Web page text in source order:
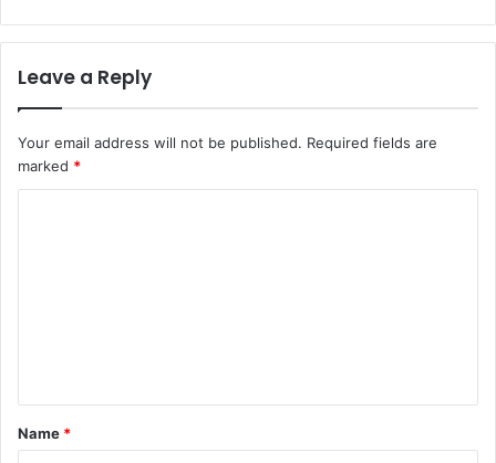
Leave a Reply
Your email address will not be published. Required fields are
marked *
Name *